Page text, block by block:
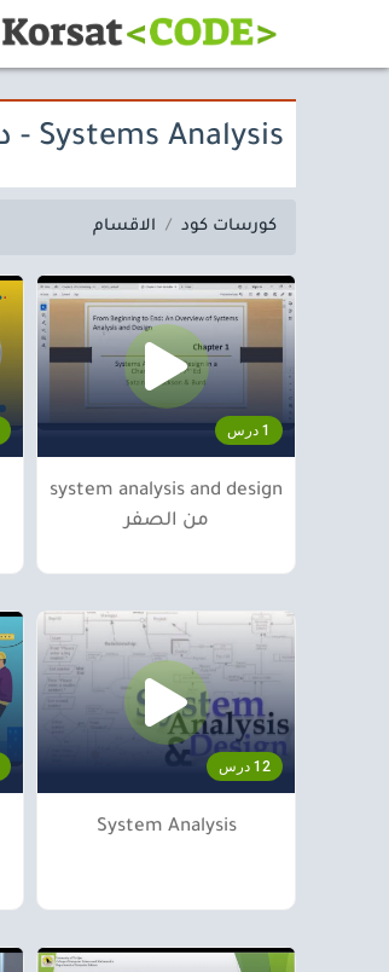
Systems Analysis - دورات مجانية
كورسات كود الاقسام
1 درس
system analysis and design
من الصفر
12 درس
System Analysis